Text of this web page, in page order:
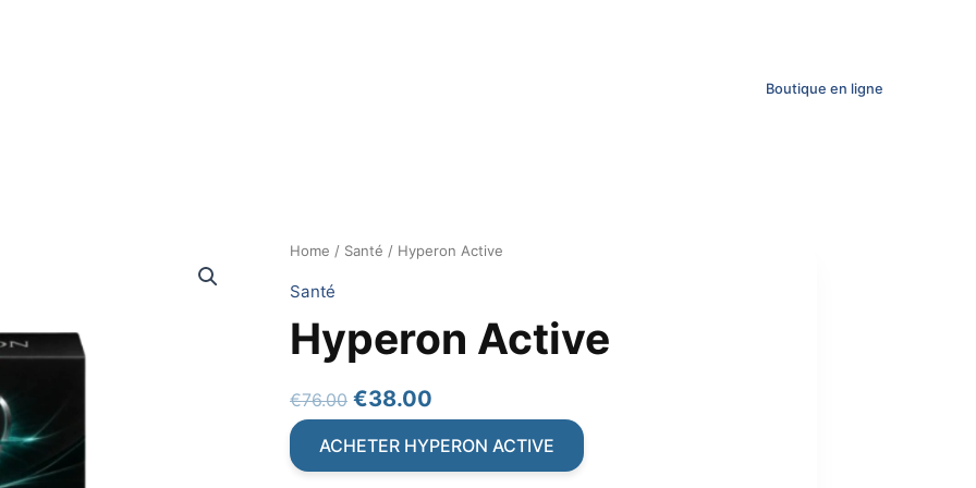
Boutique en ligne
Home / Santé / Hyperon Active
Santé
Hyperon Active
€76.00 Original
was:
€38.00
is:
ACHETER HYPERON ACTIVE